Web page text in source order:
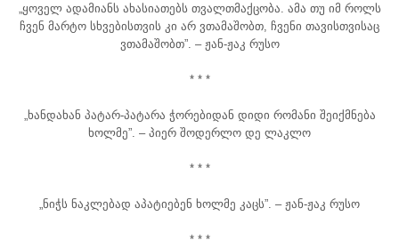
„ყოველ ადამიანს ახასიათებს თვალთმაქცობა. ამა თუ იმ როლს
ჩვენ მარტო სხვებისთვის კი არ ვთამაშობთ, ჩვენი თავისთვისაც
ვთამაშობთ”. – ჟან-ჟაკ რუსო
* * *
„ხანდახან პატარ-პატარა ჭორებიდან დიდი რომანი შეიქმნება
ხოლმე”. – პიერ შოდერლო დე ლაკლო
* * *
„ნიჭს ნაკლებად აპატიებენ ხოლმე კაცს”. – ჟან-ჟაკ რუსო
* * *